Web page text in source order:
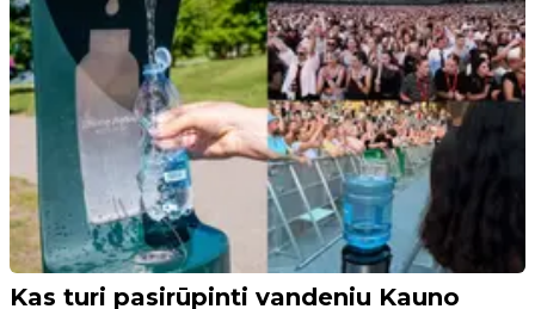
Kas turi pasirūpinti vandeniu Kauno